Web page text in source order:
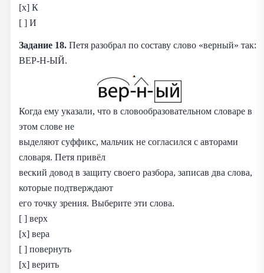
[x] К
[ ] И
Задание 18. Петя разобрал по составу слово «верный» так:
ВЕР-Н-ЫЙ.
Когда ему указали, что в словообразовательном словаре в
этом слове не
выделяют суффикс, мальчик не согласился с авторами
словаря. Петя привёл
веский довод в защиту своего разбора, записав два слова,
которые подтверждают
его точку зрения. Выберите эти слова.
[ ] верх
[x] вера
[ ] повернуть
[x] верить